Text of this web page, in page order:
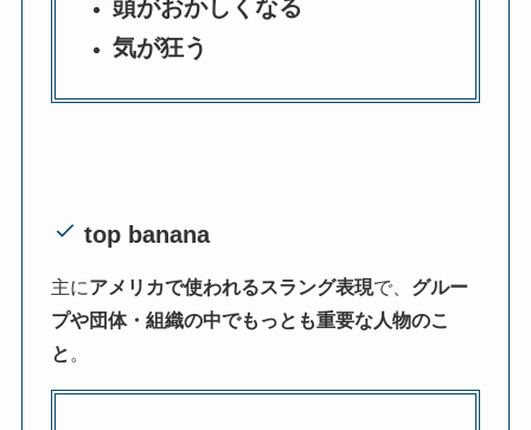
頭がおかしくなる
気が狂う
top banana
主にアメリカで使われるスラング表現で、 グルー
プや団体・組織の中でもっとも重要な人物のこ
と 。